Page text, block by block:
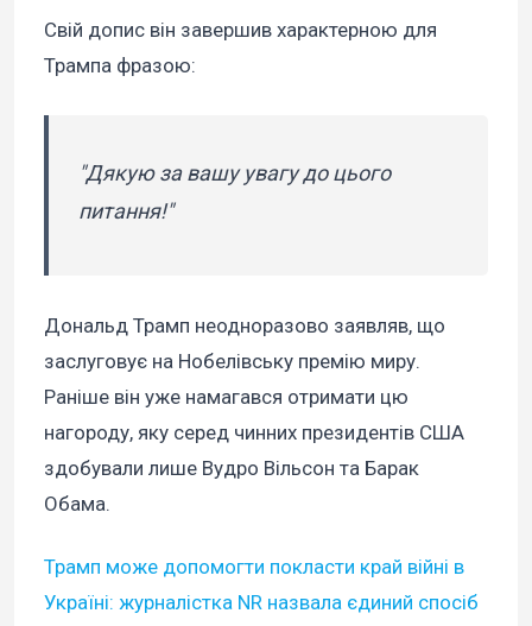
Свій допис він завершив характерною для
Трампа фразою:
"Дякую за вашу увагу до цього
питання!"
Дональд Трамп неодноразово заявляв, що
заслуговує на Нобелівську премію миру.
Раніше він уже намагався отримати цю
нагороду, яку серед чинних президентів США
здобували лише Вудро Вільсон та Барак
Обама.
Трамп може допомогти покласти край війні в
Україні: журналістка NR назвала єдиний спосіб